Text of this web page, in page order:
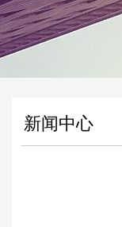
新闻中心